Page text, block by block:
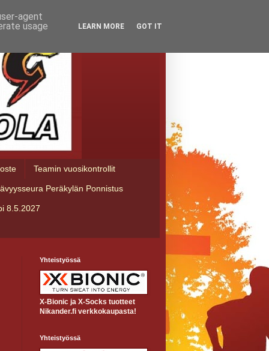
Teamin vuosikontrollit
Peräkylän Ponnistus
8.5.2027
Yhteistyössä
X-Bionic ja X-Socks tuotteet
Nikander.fi verkkokaupasta!
Yhteistyössä
agent
usage
LEARN MORE GOT IT